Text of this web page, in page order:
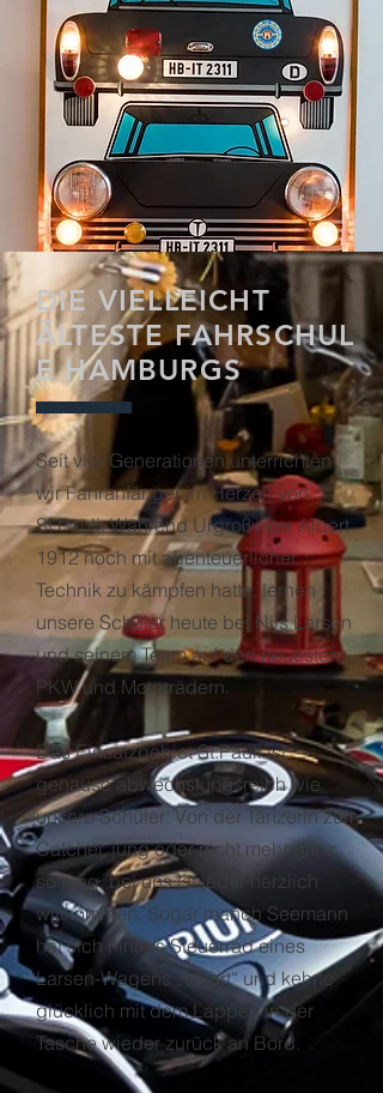
DIE VIELLEICHT
ÄLTESTE FAHRSCHUL
E HAMBURGS
Seit vier Generationen unterrichten
wir Fahranfänger im Herzen von
St.Pauli. Während Urgroßvater Albert
1912 noch mit abenteuerlicher
Technik zu kämpfen hatte, lernen
unsere Schüler heute bei Nils Larsen
und seinem Team auf den neuesten
PKW und Motorrädern.
Das Einsatzgebiet St.Pauli ist
genauso abwechslungsreich wie
unsere Schüler: Von der Tänzerin zum
Catcher, jung oder nicht mehr ganz
so jung, bei uns ist jeder herzlich
willkommen. Sogar manch Seemann
hat sich hinters Steuerrad eines
Larsen-Wagens „verirrt“ und kehrte
glücklich mit dem Lappen in der
Tasche wieder zurück an Bord.